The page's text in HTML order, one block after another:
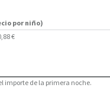
por niño)
€
importe de la primera noche.